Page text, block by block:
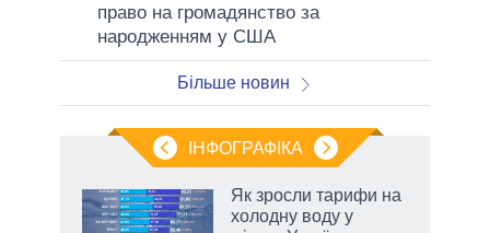
право на громадянство за
народженням у США
Більше новин
ІНФОГРАФІКА
Як зросли тарифи на
холодну воду у